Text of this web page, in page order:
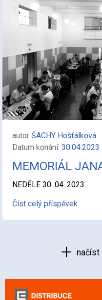
autor ŠACHY Hošťálková
Datum konání: 30.04.2023
MEMORIÁL
NEDĚLE 30. 04. 2023
Číst celý příspěvek
načíst